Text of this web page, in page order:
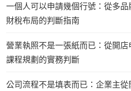
一個人可以申請幾個行號：從多
財稅布局的判斷指南
營業執照不是一張紙而已：從開
課程規劃的實務判斷
公司流程不是填表而已：企業主